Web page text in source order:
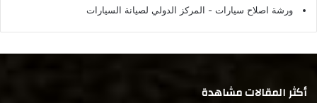
ورشة اصلاح سيارات - المركز الدولي لصيانة السيارات
أكثر المقالات مشاهدة